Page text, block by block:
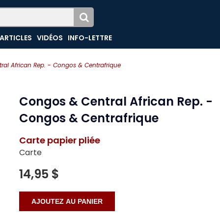
African Rep. - Congos & Centrafrique
VIDÉOS INFO-LETTRE
Congos & Central African Rep. -
Congos & Centrafrique
Carte papier pliée
Carte
14,95 $